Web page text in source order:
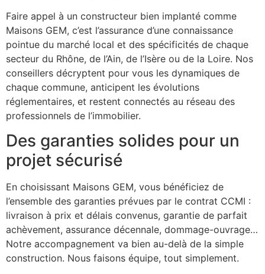
Faire appel à un constructeur bien implanté comme
Maisons GEM, c’est l’assurance d’une connaissance
pointue du marché local et des spécificités de chaque
secteur du Rhône, de l’Ain, de l’Isère ou de la Loire. Nos
conseillers décryptent pour vous les dynamiques de
chaque commune, anticipent les évolutions
réglementaires, et restent connectés au réseau des
professionnels de l’immobilier.
Des garanties solides pour un
projet sécurisé
En choisissant Maisons GEM, vous bénéficiez de
l’ensemble des garanties prévues par le contrat CCMI :
livraison à prix et délais convenus, garantie de parfait
achèvement, assurance décennale, dommage-ouvrage…
Notre accompagnement va bien au-delà de la simple
construction. Nous faisons équipe, tout simplement.